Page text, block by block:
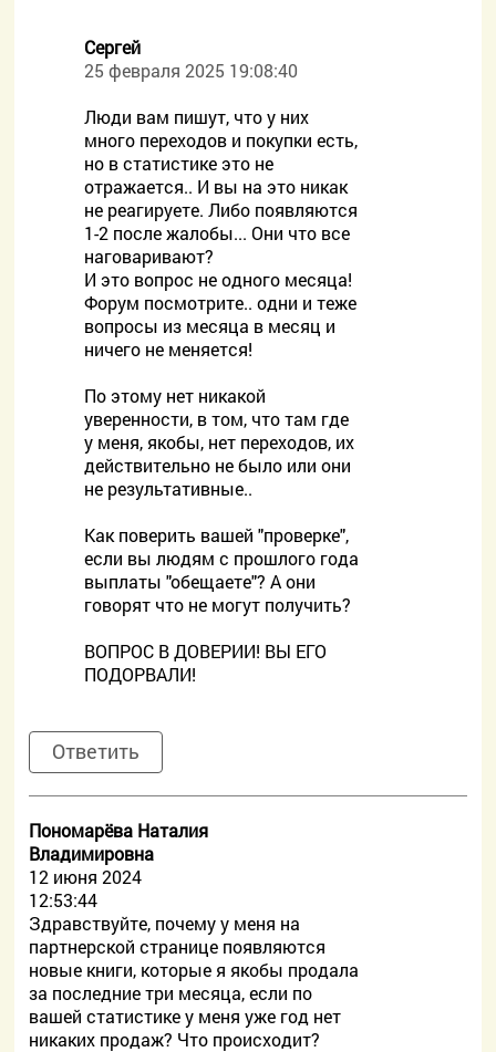
Сергей
25 февраля 2025 19:08:40
Люди вам пишут, что у них
много переходов и покупки есть,
но в статистике это не
отражается.. И вы на это никак
не реагируете. Либо появляются
1-2 после жалобы... Они что все
наговаривают?
И это вопрос не одного месяца!
Форум посмотрите.. одни и теже
вопросы из месяца в месяц и
ничего не меняется!
По этому нет никакой
уверенности, в том, что там где
у меня, якобы, нет переходов, их
действительно не было или они
не результативные..
Как поверить вашей "проверке",
если вы людям с прошлого года
выплаты "обещаете"? А они
говорят что не могут получить?
ВОПРОС В ДОВЕРИИ! ВЫ ЕГО
ПОДОРВАЛИ!
Ответить
Пономарёва Наталия
Владимировна
12 июня 2024
12:53:44
Здравствуйте, почему у меня на
партнерской странице появляются
новые книги, которые я якобы продала
за последние три месяца, если по
вашей статистике у меня уже год нет
никаких продаж? Что происходит?